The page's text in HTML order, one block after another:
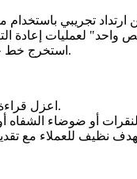
استخرج خط جيتار لطبقة مع المؤثرات لتصميم صوت إبداعي.
اعزل قراءة من ضوضاء الغرفة دون وجود آثار بوابات ثقيلة.